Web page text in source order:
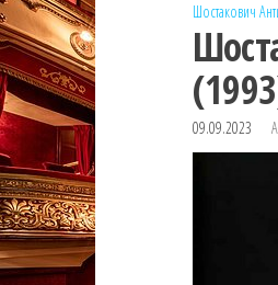
Шостакович
09.09.2023